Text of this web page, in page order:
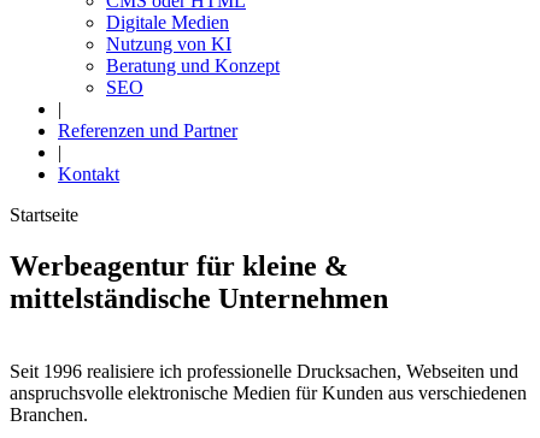
Digitale Medien
Nutzung von KI
Beratung und Konzept
SEO
|
Referenzen und Partner
|
Kontakt
Startseite
Werbeagentur für kleine &
mittelständische Unternehmen
Seit 1996 realisiere ich professionelle Drucksachen, Webseiten und
anspruchsvolle elektronische Medien für Kunden aus verschiedenen
Branchen.